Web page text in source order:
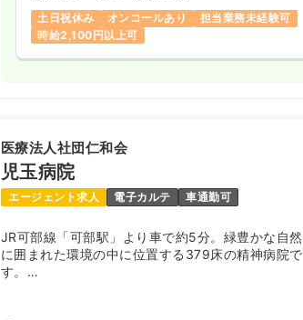
土日祝休み
オンコールあり
担当業務未経験可
時給2,100円以上可
医療法人社団仁和会
児玉病院
エージェント求人 電子カルテ 車通勤可
JR可部線「可部駅」より車で約5分。緑豊かな自然
に囲まれた環境の中に位置する379床の精神病院で
す。